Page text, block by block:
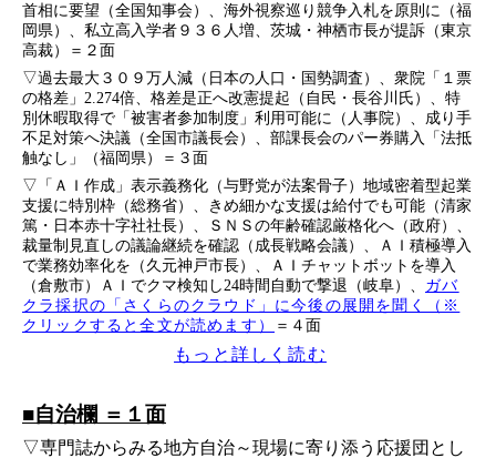
首相に要望（全国知事会）、海外視察巡り競争入札を原則に（福
岡県）、私立高入学者９３６人増、茨城・神栖市長が提訴（東京
高裁）＝２面
▽過去最大３０９万人減（日本の人口・国勢調査）、衆院「１票
の格差」2.274倍、格差是正へ改憲提起（自民・長谷川氏）、特
別休暇取得で「被害者参加制度」利用可能に（人事院）、成り手
不足対策へ決議（全国市議長会）、部課長会のパー券購入「法抵
触なし」（福岡県）＝３面
▽「ＡＩ作成」表示義務化（与野党が法案骨子）地域密着型起業
支援に特別枠（総務省）、きめ細かな支援は給付でも可能（清家
篤・日本赤十字社社長）、ＳＮＳの年齢確認厳格化へ（政府）、
裁量制見直しの議論継続を確認（成長戦略会議）、ＡＩ積極導入
で業務効率化を（久元神戸市長）、ＡＩチャットボットを導入
（倉敷市）ＡＩでクマ検知し24時間自動で撃退（岐阜）、 ガバ
クラ採択の「さくらのクラウド」に今後の展開を聞く（※
クリックすると全文が読めます）
＝４面
もっと詳しく読む
■自治欄 ＝１面
▽専門誌からみる地方自治～現場に寄り添う応援団とし